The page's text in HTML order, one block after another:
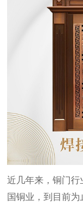
近几年来，铜门行
国铜业，到目前